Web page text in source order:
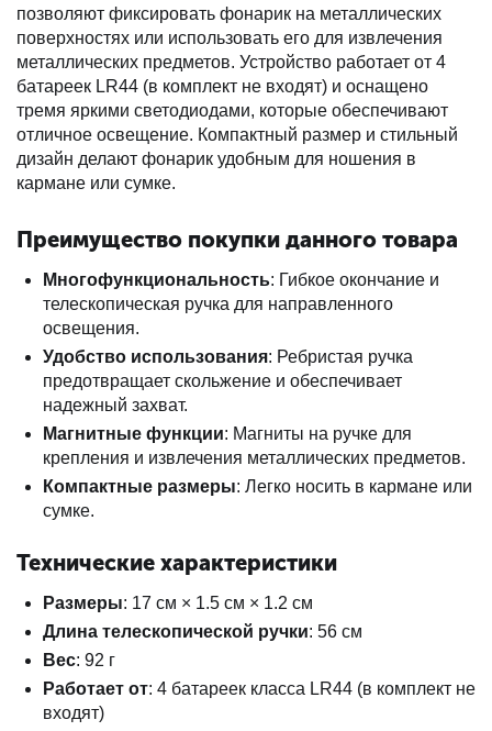
позволяют фиксировать фонарик на металлических
поверхностях или использовать его для извлечения
металлических предметов. Устройство работает от 4
батареек LR44 (в комплект не входят) и оснащено
тремя яркими светодиодами, которые обеспечивают
отличное освещение. Компактный размер и стильный
дизайн делают фонарик удобным для ношения в
кармане или сумке.
Преимущество покупки данного товара
Многофункциональность: Гибкое окончание и
телескопическая ручка для направленного
освещения.
Удобство использования: Ребристая ручка
предотвращает скольжение и обеспечивает
надежный захват.
Магнитные функции: Магниты на ручке для
крепления и извлечения металлических предметов.
Компактные размеры: Легко носить в кармане или
сумке.
Технические характеристики
Размеры: 17 см × 1.5 см × 1.2 см
Длина телескопической ручки: 56 см
Вес: 92 г
Работает от: 4 батареек класса LR44 (в комплект не
входят)